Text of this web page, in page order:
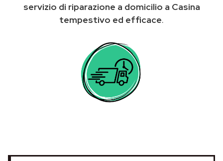
servizio di riparazione a domicilio a Casina
tempestivo ed efficace.